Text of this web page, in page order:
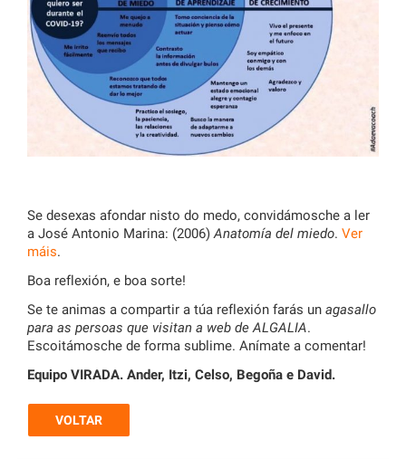
Se desexas afondar nisto do medo, convidámosche a ler
a José Antonio Marina: (2006)Anatomía del miedo. Ver
máis.
Boa reflexión, e boa sorte!
Se te animas a compartir a túa reflexión farás un agasallo
para as persoas que visitan a web de ALGALIA.
Escoitámosche de forma sublime. Anímate a comentar!
Equipo VIRADA. Ander, Itzi, Celso, Begoña e David.
VOLTAR